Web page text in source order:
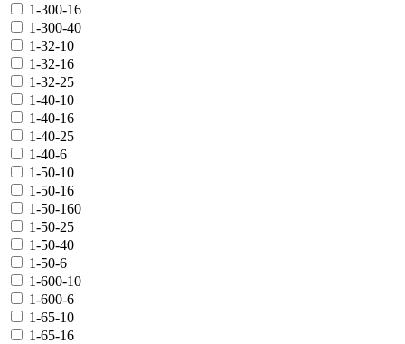
1-300-16
1-300-40
1-32-10
1-32-16
1-32-25
1-40-10
1-40-16
1-40-25
1-40-6
1-50-10
1-50-16
1-50-160
1-50-25
1-50-40
1-50-6
1-600-10
1-600-6
1-65-10
1-65-16